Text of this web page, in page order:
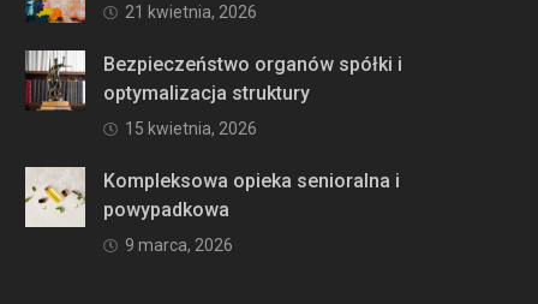
21 kwietnia, 2026
Bezpieczeństwo organów spółki i
optymalizacja struktury
15 kwietnia, 2026
Kompleksowa opieka senioralna i
powypadkowa
9 marca, 2026